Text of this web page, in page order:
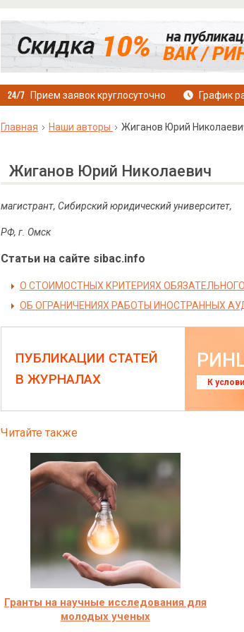
Прием заявок круглосуточно График
Главная Наши авторы Жиганов Юрий
Жиганов Юрий Николаевич
магистрант, Сибирский юридический университет,
РФ, г. Омск
Статьи на сайте sibac.info
О СТОИМОСТНЫХ КРИТЕРИЯХ
ОБ ОГРАНИЧЕНИЯХ РАБОТЫ ИНОСТРАННЫХ
ПУБЛИКАЦИИ СТАТЕЙ
В ЖУРНАЛАХ
К
Читайте также
Гранты на научные исследования для
молодых ученых